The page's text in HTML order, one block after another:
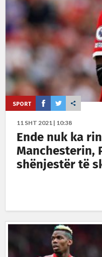
SPORT
11 SHT 2021 | 10:38
Ende nuk ka
Manchesterin,
shënjestër të